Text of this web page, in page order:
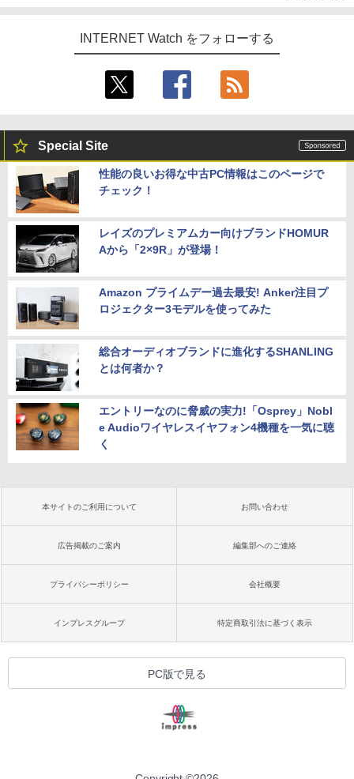
INTERNET Watch をフォローする
Special Site
性能の良いお得な中古PC情報はこのページで
チェック！
レイズのプレミアムカー向けブランドHOMUR
Aから「2×9R」が登場！
Amazon プライムデー過去最安! Anker注目プ
ロジェクター3モデルを使ってみた
総合オーディオブランドに進化するSHANLING
とは何者か？
エントリーなのに脅威の実力!「Osprey」Nobl
e Audioワイヤレスイヤフォン4機種を一気に聴
く
本サイトのご利用について お問い合わせ
広告掲載のご案内 編集部へのご連絡
プライバシーポリシー 会社概要
インプレスグループ 特定商取引法に基づく表示
PC版で見る